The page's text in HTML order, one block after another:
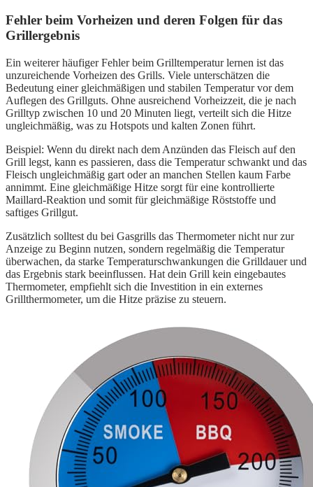
Fehler beim Vorheizen und deren Folgen für das
Grillergebnis
Ein weiterer häufiger Fehler beim Grilltemperatur lernen ist das
unzureichende Vorheizen des Grills. Viele unterschätzen die
Bedeutung einer gleichmäßigen und stabilen Temperatur vor dem
Auflegen des Grillguts. Ohne ausreichend Vorheizzeit, die je nach
Grilltyp zwischen 10 und 20 Minuten liegt, verteilt sich die Hitze
ungleichmäßig, was zu Hotspots und kalten Zonen führt.
Beispiel: Wenn du direkt nach dem Anzünden das Fleisch auf den
Grill legst, kann es passieren, dass die Temperatur schwankt und das
Fleisch ungleichmäßig gart oder an manchen Stellen kaum Farbe
annimmt. Eine gleichmäßige Hitze sorgt für eine kontrollierte
Maillard-Reaktion und somit für gleichmäßige Röststoffe und
saftiges Grillgut.
Zusätzlich solltest du bei Gasgrills das Thermometer nicht nur zur
Anzeige zu Beginn nutzen, sondern regelmäßig die Temperatur
überwachen, da starke Temperaturschwankungen die Grilldauer und
das Ergebnis stark beeinflussen. Hat dein Grill kein eingebautes
Thermometer, empfiehlt sich die Investition in ein externes
Grillthermometer, um die Hitze präzise zu steuern.